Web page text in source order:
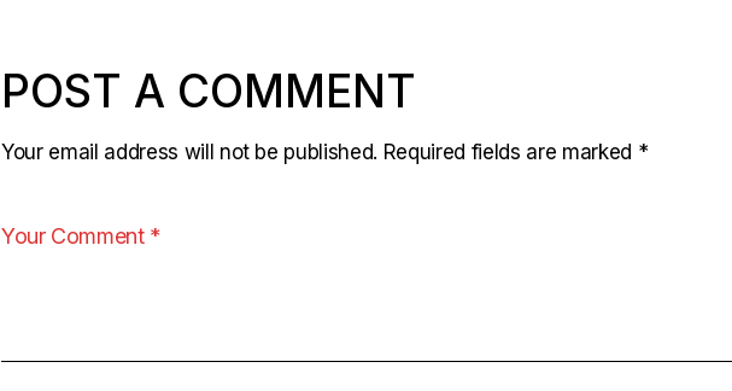
POST A COMMENT
Your email address will not be published. Required fields are marked *